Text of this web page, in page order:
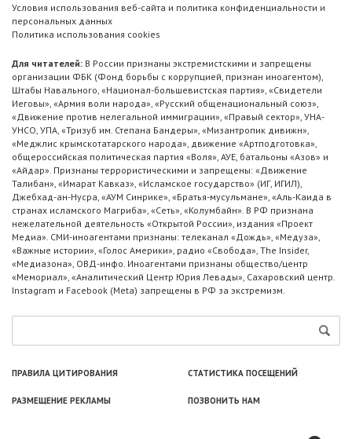
Условия использования веб-сайта и политика конфиденциальности и
персональных данных
Политика использования cookies
Для читателей: В России признаны экстремистскими и запрещены
организации ФБК (Фонд борьбы с коррупцией, признан иноагентом),
Штабы Навального, «Национал-большевистская партия», «Свидетели
Иеговы», «Армия воли народа», «Русский общенациональный союз»,
«Движение против нелегальной иммиграции», «Правый сектор», УНА-
УНСО, УПА, «Тризуб им. Степана Бандеры», «Мизантропик дивижн»,
«Меджлис крымскотатарского народа», движение «Артподготовка»,
общероссийская политическая партия «Воля», АУЕ, батальоны «Азов» и
«Айдар». Признаны террористическими и запрещены: «Движение
Талибан», «Имарат Кавказ», «Исламское государство» (ИГ, ИГИЛ),
Джебхад-ан-Нусра, «АУМ Синрике», «Братья-мусульмане», «Аль-Каида в
странах исламского Магриба», «Сеть», «Колумбайн». В РФ признана
нежелательной деятельность «Открытой России», издания «Проект
Медиа». СМИ-иноагентами признаны: телеканал «Дождь», «Медуза»,
«Важные истории», «Голос Америки», радио «Свобода», The Insider,
«Медиазона», ОВД-инфо. Иноагентами признаны общество/центр
«Мемориал», «Аналитический Центр Юрия Левады», Сахаровский центр.
Instagram и Facebook (Metа) запрещены в РФ за экстремизм.
ПРАВИЛА ЦИТИРОВАНИЯ СТАТИСТИКА ПОСЕЩЕНИЙ
РАЗМЕЩЕНИЕ РЕКЛАМЫ ПОЗВОНИТЬ НАМ